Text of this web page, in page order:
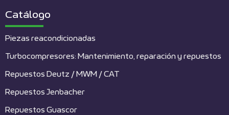
Catálogo
Piezas reacondicionadas
Turbocompresores: Mantenimiento, reparación y repuestos
Repuestos Deutz / MWM / CAT
Repuestos Jenbacher
Repuestos Guascor